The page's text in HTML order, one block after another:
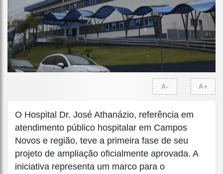
A- A+
O Hospital Dr. José Athanázio, referência em
atendimento público hospitalar em Campos
Novos e região, teve a primeira fase de seu
projeto de ampliação oficialmente aprovada. A
iniciativa representa um marco para o